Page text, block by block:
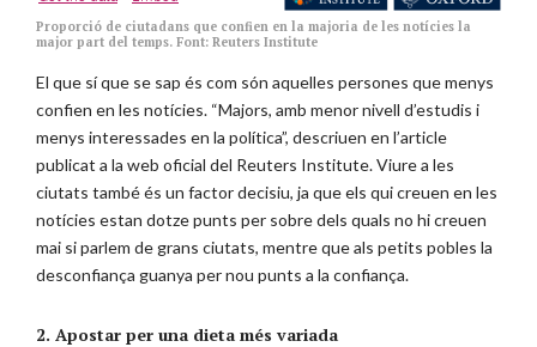
Proporció de ciutadans que confien en la majoria de les notícies la
major part del temps. Font: Reuters Institute
El que sí que se sap és com són aquelles persones que menys
confien en les notícies. “Majors, amb menor nivell d’estudis i
menys interessades en la política”, descriuen en l’article
publicat a la web oficial del Reuters Institute. Viure a les
ciutats també és un factor decisiu, ja que els qui creuen en les
notícies estan dotze punts per sobre dels quals no hi creuen
mai si parlem de grans ciutats, mentre que als petits pobles la
desconfiança guanya per nou punts a la confiança.
2. Apostar per una dieta més variada